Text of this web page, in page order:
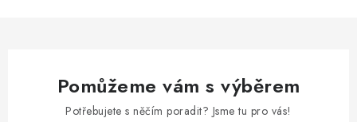
Pomůžeme vám s výběrem
Potřebujete s něčím poradit? Jsme tu pro vás!